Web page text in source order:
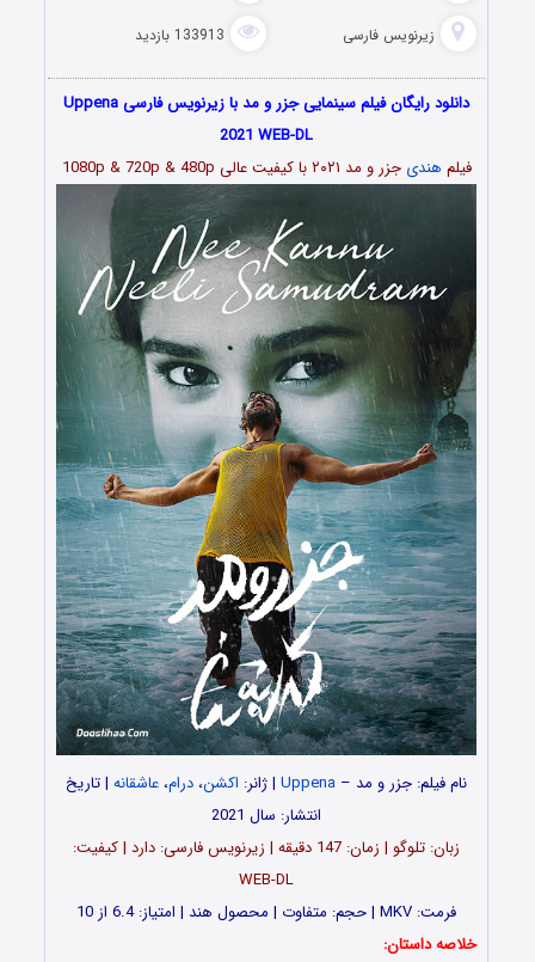
زیرنویس فارسی 133913 بازدید
دانلود رایگان فیلم سینمایی جزر و مد با زیرنویس فارسی Uppena
2021 WEB-DL
فیلم هندی جزر و مد ۲۰۲۱ با کیفیت عالی 1080p & 720p & 480p
نام فیلم: جزر و مد – Uppena | ژانر: اکشن، درام، عاشقانه | تاریخ
انتشار: سال 2021
زبان: تلوگو | زمان: 147 دقیقه | زیرنویس فارسی: دارد | کیفیت:
WEB-DL
فرمت: MKV | حجم: متفاوت | محصول هند | امتیاز: 6.4 از 10
خلاصه داستان: